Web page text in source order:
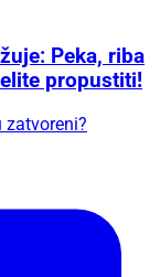
Peka, riba
propustiti!
zatvoreni?